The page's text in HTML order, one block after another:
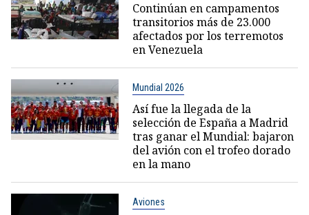
Continúan en campamentos
transitorios más de 23.000
afectados por los terremotos
en Venezuela
Mundial 2026
Así fue la llegada de la
selección de España a Madrid
tras ganar el Mundial: bajaron
del avión con el trofeo dorado
en la mano
Aviones